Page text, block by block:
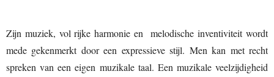
Zijn muziek, vol rijke harmonie en melodische inventiviteit wordt
mede gekenmerkt door een expressieve stijl. Men kan met recht
spreken van een eigen muzikale taal. Een muzikale veelzijdigheid